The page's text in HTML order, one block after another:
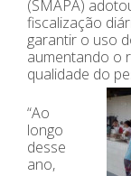
(SMAPA)
fiscalização
garantir o uso
aumentando o
qualidade do
“Ao
longo
desse
ano,